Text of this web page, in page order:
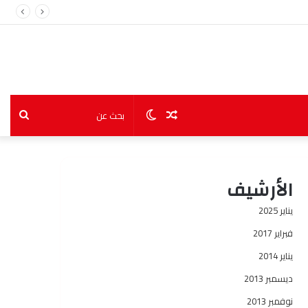
بحث
الوضعمقال
الأرشيف
يناير 2025
فبراير 2017
يناير 2014
ديسمبر 2013
نوفمبر 2013